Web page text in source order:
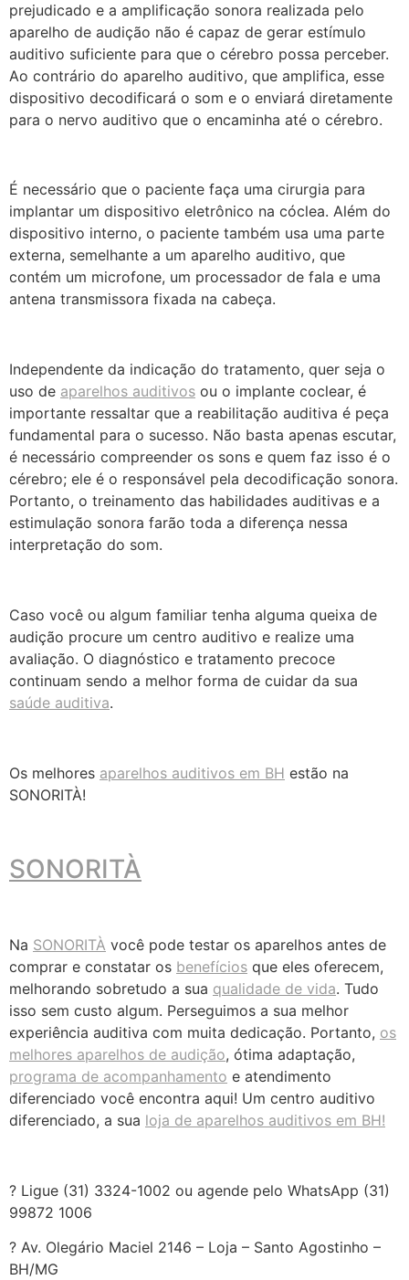
prejudicado e a amplificação sonora realizada pelo
aparelho de audição não é capaz de gerar estímulo
auditivo suficiente para que o cérebro possa perceber.
Ao contrário do aparelho auditivo, que amplifica, esse
dispositivo decodificará o som e o enviará diretamente
para o nervo auditivo que o encaminha até o cérebro.
É necessário que o paciente faça uma cirurgia para
implantar um dispositivo eletrônico na cóclea. Além do
dispositivo interno, o paciente também usa uma parte
externa, semelhante a um aparelho auditivo, que
contém um microfone, um processador de fala e uma
antena transmissora fixada na cabeça.
Independente da indicação do tratamento, quer seja o
uso de aparelhos auditivos ou o implante coclear, é
importante ressaltar que a reabilitação auditiva é peça
fundamental para o sucesso. Não basta apenas escutar,
é necessário compreender os sons e quem faz isso é o
cérebro; ele é o responsável pela decodificação sonora.
Portanto, o treinamento das habilidades auditivas e a
estimulação sonora farão toda a diferença nessa
interpretação do som.
Caso você ou algum familiar tenha alguma queixa de
audição procure um centro auditivo e realize uma
avaliação. O diagnóstico e tratamento precoce
continuam sendo a melhor forma de cuidar da sua
saúde auditiva.
Os melhores aparelhos auditivos em BH estão na
SONORITÀ!
SONORITÀ
Na SONORITÀ você pode testar os aparelhos antes de
comprar e constatar os benefícios que eles oferecem,
melhorando sobretudo a sua qualidade de vida. Tudo
isso sem custo algum. Perseguimos a sua melhor
experiência auditiva com muita dedicação. Portanto, os
melhores aparelhos de audição, ótima adaptação,
programa de acompanhamento e atendimento
diferenciado você encontra aqui! Um centro auditivo
diferenciado, a sua loja de aparelhos auditivos em BH!
? Ligue (31) 3324-1002 ou agende pelo WhatsApp (31)
99872 1006
? Av. Olegário Maciel 2146 – Loja – Santo Agostinho –
BH/MG